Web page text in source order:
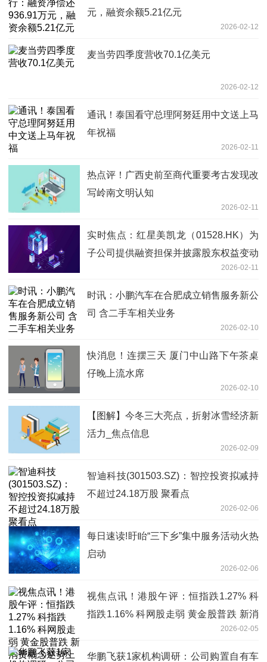
元，融资余额5.21亿元
2026-02-12
麦当劳四季度营收70.1亿美元
2026-02-12
通讯！泰国看守总理阿努廷用中文送上马
年祝福
2026-02-11
热点评！广西史前至商代重要考古发现改
写岭南文明认知
2026-02-11
实时焦点：红星美凯龙（01528.HK）为
子公司提供融资担保并披露股东权益变动
2026-02-11
时讯：小鹏汽车在合肥成立销售服务新公
司 含二手车相关业务
2026-02-10
快消息！连摆三天 厦门中山路下午茶桌
仔晚上流水席
2026-02-10
【图解】今冬三大亮点，折射冰雪经济新
活力_焦点信息
2026-02-09
智迪科技(301503.SZ)：智控投资拟减持
不超过24.18万股 聚看点
2026-02-06
每日速读!盱眙“三下乡”集中服务活动火热
启动
2026-02-06
视焦点讯！港股午评：恒指跌1.27% 科
指跌1.16% 科网股走弱 黄金股普跌 新消
2026-02-05
华鹏飞获1家机构调研：公司购置自有车